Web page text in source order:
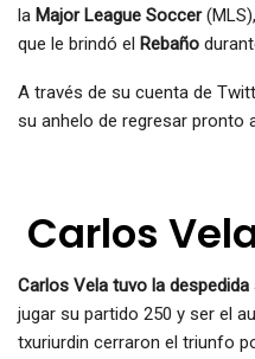
la Major League Soccer
que le brindó el Rebaño
A través de su cuenta de
su anhelo de regresar pronto
Carlos
Carlos Vela tuvo la
jugar su partido 250 y ser el
txuriurdin cerraron el triunfo